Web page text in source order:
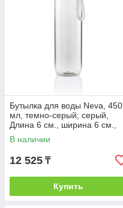
Бутылка для воды Neva, 450
мл, темно-серый; серый,
Длина 6 см., ширина 6 см.,
высота 22,2 см., диаметр 6,2
В наличии
12 525 ₸
Купить